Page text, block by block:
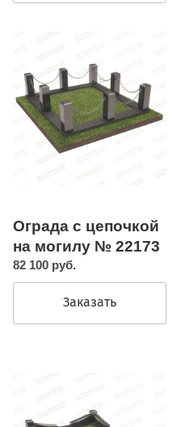
Ограда с цепочкой
на могилу № 22173
82 100 руб.
Заказать